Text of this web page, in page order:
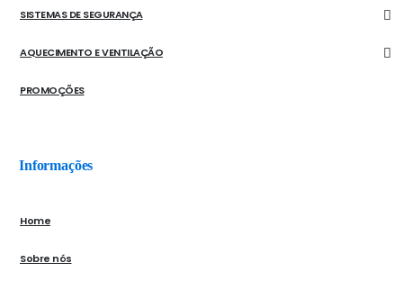
SISTEMAS DE SEGURANÇA
AQUECIMENTO E VENTILAÇÃO
PROMOÇÕES
Informações
Home
Sobre nós